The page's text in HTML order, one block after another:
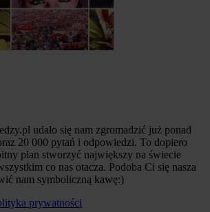
udało się nam zgromadzić już ponad
20 000 pytań i odpowiedzi. To dopiero
plan stworzyć największy na świecie
co nas otacza. Podoba Ci się nasza
nam symboliczną kawę:)
prywatności